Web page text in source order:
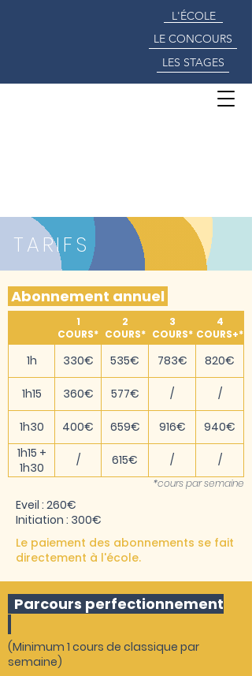
L'ÉCOLE
LE CONCOURS
LES STAGES
TARIFS
Abonnement annuel
1
COURS*
2
COURS*
3
COURS*
4
COURS+*
1h 330€ 535€ 783€ 820€
1h15 360€ 577€ / /
1h30 400€ 659€ 916€
940€
1h15 +
1h30
/ 615€ / /
*cours par semaine
Eveil : 260€
Initiation : 300€
Le paiement des abonnements se fait
directement à l'école.
Parcours perfectionnement
(Minimum 1 cours de classique par
semaine)